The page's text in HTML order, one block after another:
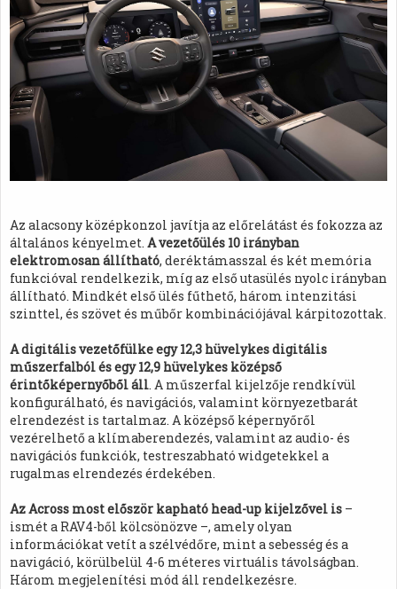
Az alacsony középkonzol javítja az előrelátást és fokozza az
általános kényelmet. A vezetőülés 10 irányban
elektromosan állítható, deréktámasszal és két memória
funkcióval rendelkezik, míg az első utasülés nyolc irányban
állítható. Mindkét első ülés fűthető, három intenzitási
szinttel, és szövet és műbőr kombinációjával kárpitozottak.
A digitális vezetőfülke egy 12,3 hüvelykes digitális
műszerfalból és egy 12,9 hüvelykes középső
érintőképernyőből áll. A műszerfal kijelzője rendkívül
konfigurálható, és navigációs, valamint környezetbarát
elrendezést is tartalmaz. A középső képernyőről
vezérelhető a klímaberendezés, valamint az audio- és
navigációs funkciók, testreszabható widgetekkel a
rugalmas elrendezés érdekében.
Az Across most először kapható head-up kijelzővel is –
ismét a RAV4-ből kölcsönözve –, amely olyan
információkat vetít a szélvédőre, mint a sebesség és a
navigáció, körülbelül 4-6 méteres virtuális távolságban.
Három megjelenítési mód áll rendelkezésre.